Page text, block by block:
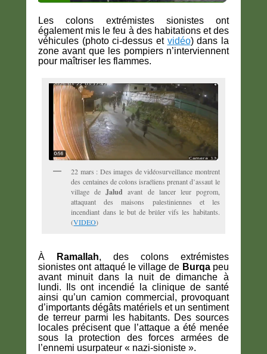
Les colons extrémistes sionistesont
également mis le feu à des habitations et des
véhicules (photo ci-dessus et vidéo) dans la
zone avant que les pompiers n’interviennent
pour maîtriser les flammes.
22 mars : Des images de vidéosurveillance montrent
des centaines de colons israéliens prenant d’assaut le
village deJalud avant de lancer leur pogrom,
attaquant des maisons palestiniennes et les
incendiant dans le but de brûler vifs les habitants.
(VIDEO)
À Ramallah, des colons extrémistes
sionistes ont attaqué le village de Burqa peu
avant minuit dans la nuit de dimanche à
lundi. Ils ont incendié la clinique de santé
ainsi qu’un camion commercial, provoquant
d’importants dégâts matériels et un sentiment
de terreur parmi les habitants. Des sources
locales précisent que l’attaque a été menée
sous la protection des forces armées de
l’ennemi usurpateur « nazi-sioniste ».